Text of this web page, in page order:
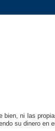
bien, ni las
su dinero en